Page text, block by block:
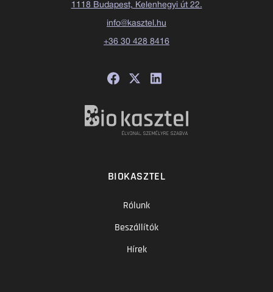
1118 Budapest, Kelenhegyi út 22.
info@kasztel.hu
+36 30 428 8416
BIOKASZTEL
Rólunk
Beszállítók
Hírek